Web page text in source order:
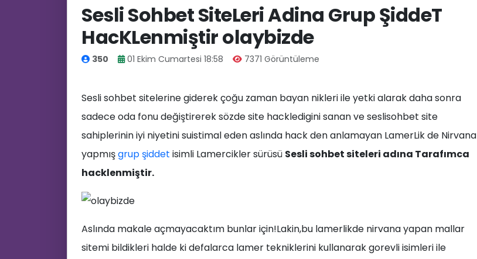
👩‍💻
🤷‍♂️
Sesli Sohbet SiteLeri Adina Grup ŞiddeT
HacKLenmiştir olaybizde
350 01 Ekim Cumartesi 18:58 7371 Görüntüleme
Sesli sohbet sitelerine giderek çoğu zaman bayan nikleri ile yetki alarak daha sonra
sadece oda fonu değiştirerek sözde site hackledigini sanan ve seslisohbet site
sahiplerinin iyi niyetini suistimal eden aslında hack den anlamayan LamerLik de Nirvana
yapmışgrup şiddet isimli Lamercikler sürüsü Sesli sohbet siteleri adına Tarafımca
hacklenmiştir.
Aslında makale açmayacaktım bunlar için!Lakin,bu lamerlikde nirvana yapan mallar
sitemi bildikleri halde ki defalarca lamer tekniklerini kullanarak gorevli isimleri ile